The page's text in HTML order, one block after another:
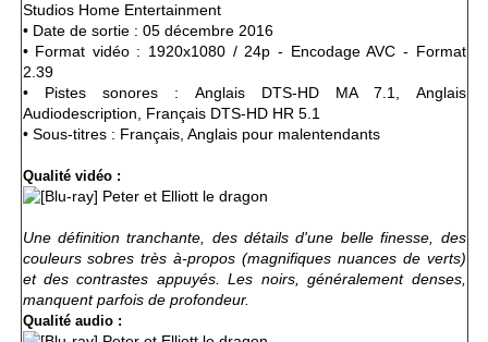
Studios Home Entertainment
• Date de sortie : 05 décembre 2016
• Format vidéo : 1920x1080 / 24p - Encodage AVC - Format
2.39
• Pistes sonores : Anglais DTS-HD MA 7.1, Anglais
Audiodescription, Français DTS-HD HR 5.1
• Sous-titres : Français, Anglais pour malentendants
Qualité vidéo :
Une définition tranchante, des détailsd'une belle finesse , des
couleurs sobres très à-propos (magnifiques nuances de verts)
et des contrastes appuyés. Les noirs, généralement denses,
manquent parfois de profondeur.
Qualité audio :